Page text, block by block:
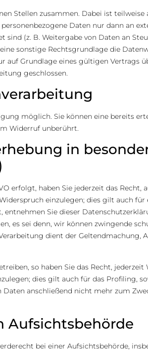
Stellen zusammen. Dabei ist
Daten nur dann an
(z. B. Weitergabe von Daten an
sonstige Rechtsgrundlage die
auf Grundlage eines gültigen Vertrags
geschlossen.
möglich. Sie können eine bereits
Widerruf unberührt.
in
erfolgt, haben Sie jederzeit das Recht,
einzulegen; dies gilt auch
Sie dieser
es sei denn, wir können zwingende
dient der Geltendmachung,
so haben Sie das Recht,
dies gilt auch für das Profiling,
anschließend nicht mehr zum
Aufsichts­behörde
bei einer Aufsichtsbehörde,